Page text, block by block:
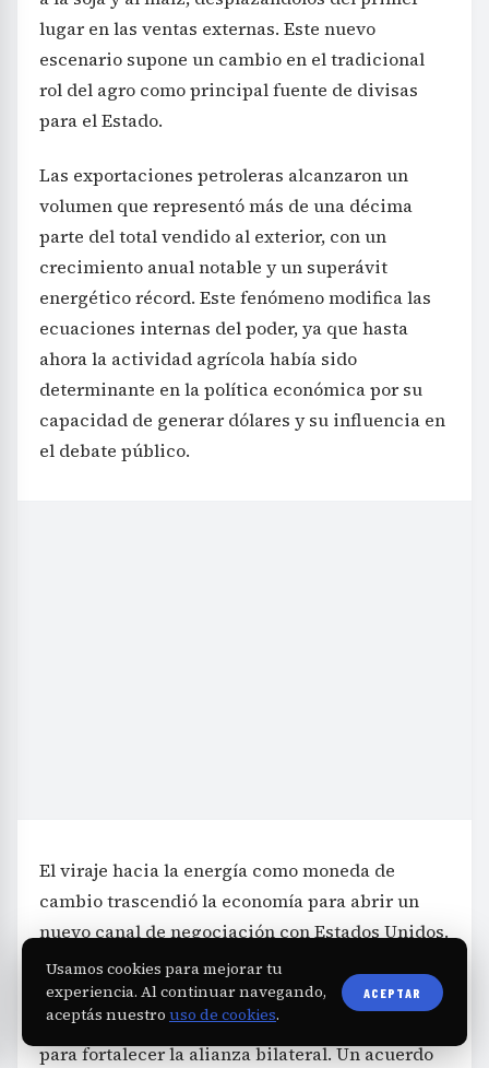
lugar en las ventas externas. Este nuevo
escenario supone un cambio en el tradicional
rol del agro como principal fuente de divisas
para el Estado.
Las exportaciones petroleras alcanzaron un
volumen que representó más de una décima
parte del total vendido al exterior, con un
crecimiento anual notable y un superávit
energético récord. Este fenómeno modifica las
ecuaciones internas del poder, ya que hasta
ahora la actividad agrícola había sido
determinante en la política económica por su
capacidad de generar dólares y su influencia en
el debate público.
El viraje hacia la energía como moneda de
cambio trascendió la economía para abrir un
nuevo canal de negociación con Estados Unidos.
Tras el rescate financiero negociado con el
Tesoro norteamericano, el Gobierno argentino
encontró en el sector energético un activo clave
para fortalecer la alianza bilateral. Un acuerdo
Usamos cookies para mejorar tu
experiencia. Al continuar navegando,
aceptás nuestro uso de cookies.
ACEPTAR